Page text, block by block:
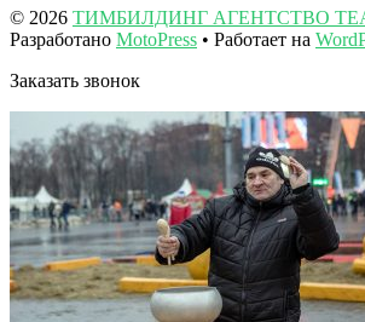
© 2026 ТИМБИЛДИНГ АГЕНТСТВО
Разработано MotoPress • Работает на
Заказать звонок